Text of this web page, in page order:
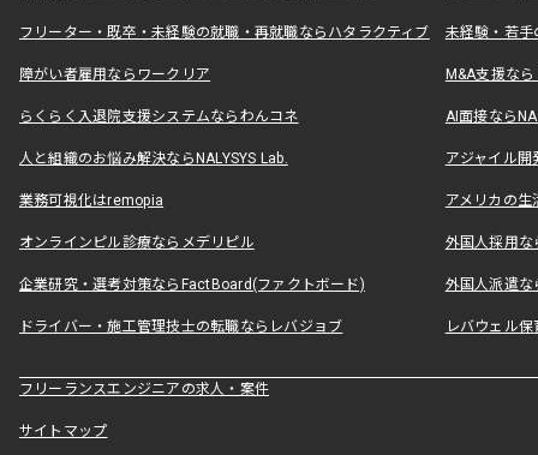
フリーター・既卒・未経験の就職・再就職ならハタラクティブ 未経験・若手
障がい者雇用ならワークリア M&A支援な
らくらく入退院支援システムならわんコネ AI面接なら
人と組織のお悩み解決ならNALYSYS Lab. アジャイル
業務可視化はremopia アメリカの
オンラインピル診療ならメデリピル 外国人採用
企業研究・選考対策ならFactBoard(ファクトボード) 外国人派遣な
ドライバー・施工管理技士の転職ならレバジョブ レバウェル
フリーランスエンジニアの求人・案件
サイトマップ